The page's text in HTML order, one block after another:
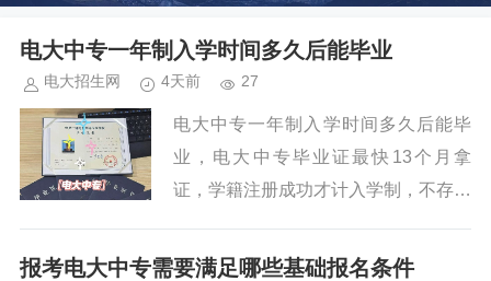
电大中专一年制入学时间多久后能毕业
电大招生网 4天前 27
电大中专一年制入学时间多久后能毕
业，电大中专毕业证最快13个月拿
证，学籍注册成功才计入学制，不存在
制适合升学考编，全程线上学习，合理
报考电大中专需要满足哪些基础报名条件